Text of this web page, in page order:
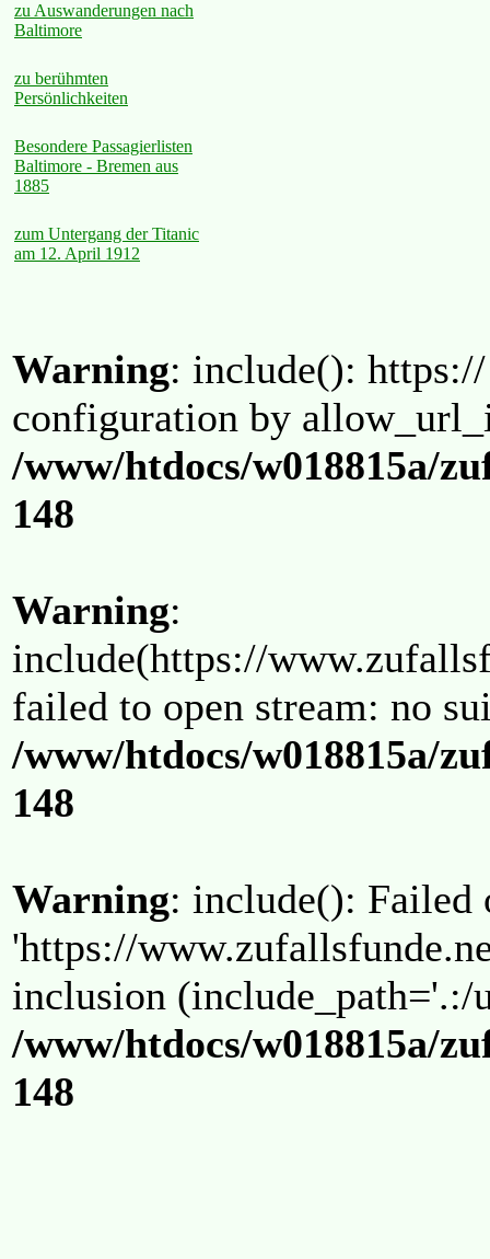
zu Auswanderungen nach
Baltimore
zu berühmten
Persönlichkeiten
Besondere Passagierlisten
Baltimore - Bremen aus
1885
zum Untergang der Titanic
am 12. April 1912
Warning: include():
configuration by
/www/htdocs/w018815a/
148
Warning:
include(https://
failed to open stream: no
/www/htdocs/w018815a/
148
Warning: include(): Failed
'https://
inclusion (include_path='.:/
/www/htdocs/w018815a/
148